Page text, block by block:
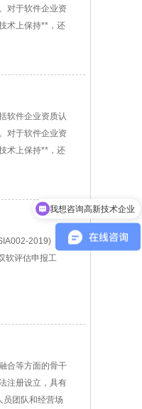
对于软件企业资
术上保持**，还
软件企业资质认
对于软件企业资
术上保持**，还
2019)《软
软评估申报工
合等方面的骨干
注册设立，具有
员团队和经营场
可以介绍下你们的产品么